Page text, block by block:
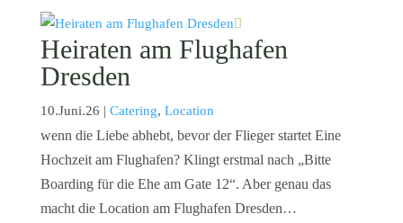
Heiraten am Flughafen
Dresden
10.Juni.26 | Catering, Location
wenn die Liebe abhebt, bevor der Flieger startet Eine
Hochzeit am Flughafen? Klingt erstmal nach „Bitte
Boarding für die Ehe am Gate 12“. Aber genau das
macht die Location am Flughafen Dresden…